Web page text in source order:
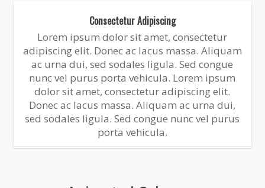
Consectetur Adipiscing
Lorem ipsum dolor sit amet, consectetur
adipiscing elit. Donec ac lacus massa. Aliquam
ac urna dui, sed sodales ligula. Sed congue
nunc vel purus porta vehicula. Lorem ipsum
dolor sit amet, consectetur adipiscing elit.
Donec ac lacus massa. Aliquam ac urna dui,
sed sodales ligula. Sed congue nunc vel purus
porta vehicula.